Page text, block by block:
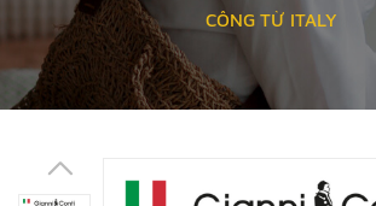
CÔNG TỪ ITALY